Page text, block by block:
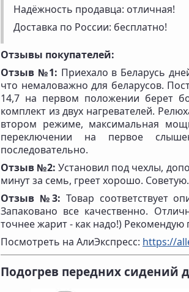
Надёжность продавца: отличная!
Доставка по России: бесплатно!
Отзывы покупателей:
Отзыв №1: Приехало в Беларусь
что немаловажно для беларусов.
14,7 на первом положении берет
комплект из двух нагревателей.
втором режиме, максимальная
переключении на первое
последовательно.
Отзыв №2: Установил под чехлы,
минут за семь, греет хорошо. Советую.
Отзыв №3: Товар соответствует
Запаковано все качественно.
точнее жарит - как надо!) Рекомендую
Посмотреть на АлиЭкспресс: https://
Подогрев передних сидений